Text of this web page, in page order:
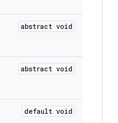
abstract void
abstract void
default void